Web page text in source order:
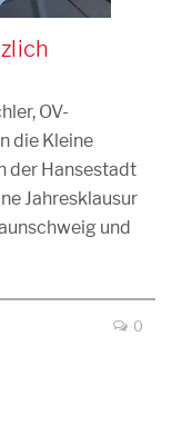
OV-
die Kleine
der Hansestadt
Jahresklausur
und
0